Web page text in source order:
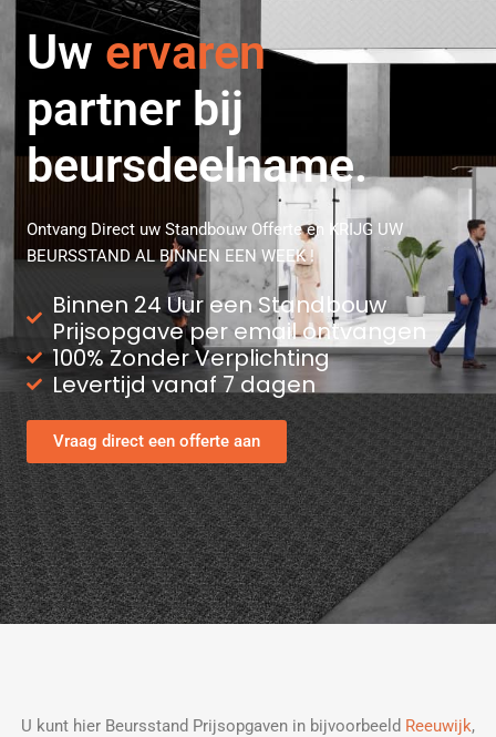
Uw professionele
partner bij
beursdeelname.
Ontvang Direct uw Standbouw Offerte en KRIJG UW
BEURSSTAND AL BINNEN EEN WEEK !
Binnen 24 Uur een Standbouw
Prijsopgave per email ontvangen
100% Zonder Verplichting
Levertijd vanaf 7 dagen
Vraag direct een offerte aan
U kunt hier Beursstand Prijsopgaven in bijvoorbeeld Reeuwijk,